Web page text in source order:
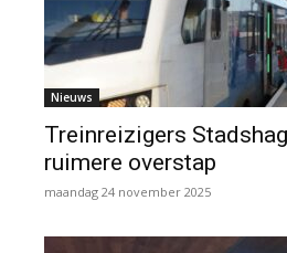
Nieuws
Treinreizigers
ruimere overstap
maandag 24 november 2025